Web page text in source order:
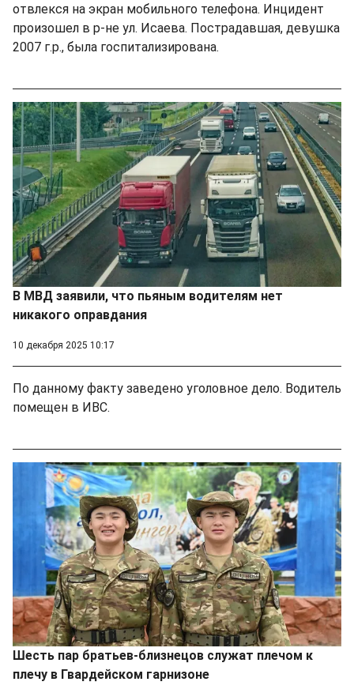
отвлекся на экран мобильного телефона. Инцидент
произошел в р-не ул. Исаева. Пострадавшая, девушка
2007 г.р., была госпитализирована.
В МВД заявили, что пьяным водителям нет
никакого оправдания
10 декабря 2025 10:17
По данному факту заведено уголовное дело. Водитель
помещен в ИВС.
Шесть пар братьев-близнецов служат плечом к
плечу в Гвардейском гарнизоне